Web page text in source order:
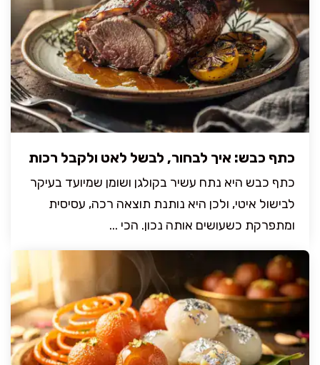
כתף כבש: איך לבחור, לבשל לאט ולקבל רכות
כתף כבש היא נתח עשיר בקולגן ושומן שמיועד בעיקר
לבישול איטי, ולכן היא נותנת תוצאה רכה, עסיסית
ומתפרקת כשעושים אותה נכון. הכי ...